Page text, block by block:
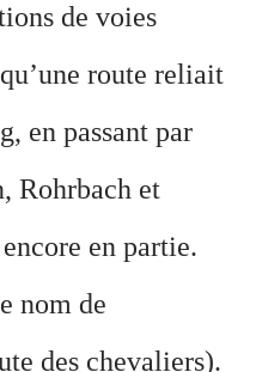
de voies
route reliait
en passant par
Rohrbach et
en partie.
nom de
des chevaliers).